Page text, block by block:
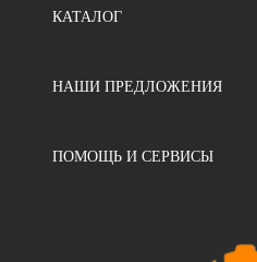
КАТАЛОГ
НАШИ ПРЕДЛОЖЕНИЯ
ПОМОЩЬ И СЕРВИСЫ